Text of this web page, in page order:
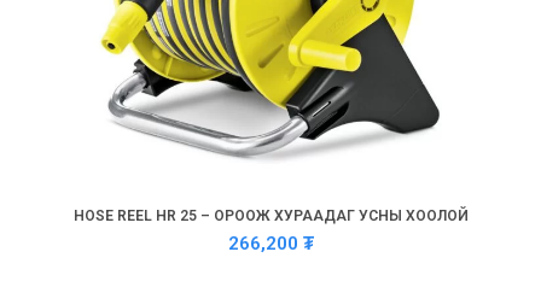
HOSE REEL HR 25 – ОРООЖ ХУРААДАГ УСНЫ ХООЛОЙ
266,200 ₮